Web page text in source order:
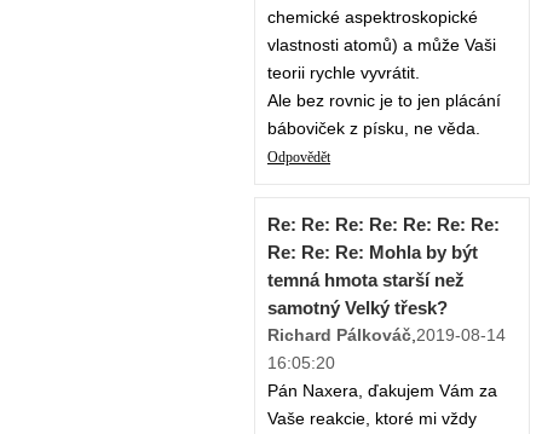
chemické aspektroskopické
vlastnosti atomů) a může Vaši
teorii rychle vyvrátit.
Ale bez rovnic je to jen plácání
báboviček z písku, ne věda.
Odpovědět
Re: Re: Re: Re: Re: Re: Re:
Re: Re: Re: Mohla by být
temná hmota starší než
samotný Velký třesk?
Richard Pálkováč 2019-08-14
16:05:20
Pán Naxera, ďakujem Vám za
Vaše reakcie, ktoré mi vždy